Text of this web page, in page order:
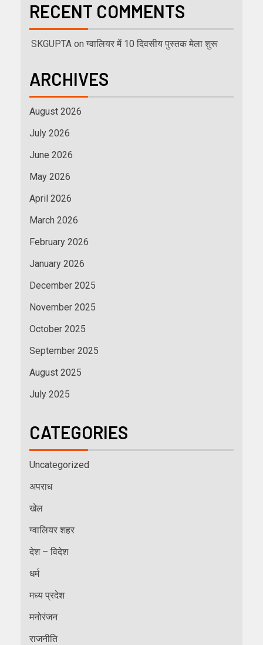
RECENT COMMENTS
SKGUPTA on ग्वालियर में 10 दिवसीय पुस्तक मेला शुरू
ARCHIVES
August 2026
July 2026
June 2026
May 2026
April 2026
March 2026
February 2026
January 2026
December 2025
November 2025
October 2025
September 2025
August 2025
July 2025
CATEGORIES
Uncategorized
अपराध
खेल
ग्वालियर शहर
देश – विदेश
धर्म
मध्य प्रदेश
मनोरंजन
राजनीति